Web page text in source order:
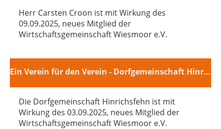
Herr Carsten Croon ist mit Wirkung des
09.09.2025, neues Mitglied der
Wirtschaftsgemeinschaft Wiesmoor e.V.
Ein Verein für den Verein - Dorfgemeinschaft Hinrichsfehn
Die Dorfgemeinschaft Hinrichsfehn ist mit
Wirkung des 03.09.2025, neues Mitglied der
Wirtschaftsgemeinschaft Wiesmoor e.V.